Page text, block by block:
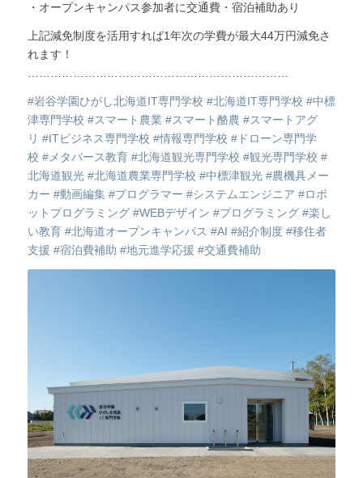
・オープンキャンパス参加者に交通費・宿泊補助あり
上記減免制度を活用すれば1年次の学費が最大44万円減免さ
れます！
#岩谷学園ひがし北海道IT専門学校 #北海道IT専門学校 #中標
津専門学校 #スマート農業 #スマート酪農 #スマートアグ
リ #ITビジネス専門学校 #情報専門学校 #ドローン専門学
校 #メタバース教育 #北海道観光専門学校 #観光専門学校 #
北海道観光 #北海道農業専門学校 #中標津観光 #農機具メー
カー #動画編集 #プログラマー #システムエンジニア #ロボ
ットプログラミング #WEBデザイン #プログラミング #楽し
い教育 #北海道オープンキャンパス #AI #紹介制度 #移住者
支援 #宿泊費補助 #地元進学応援 #交通費補助